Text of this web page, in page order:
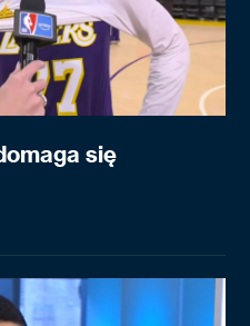
się